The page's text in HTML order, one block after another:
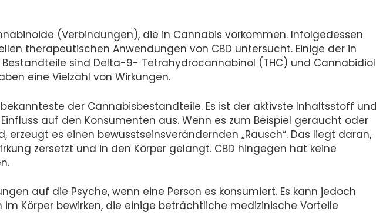
(Verbindungen), die in Cannabis vorkommen. Infolgedessen
therapeutischen Anwendungen von CBD untersucht. Einige der in
sind Delta-9- Tetrahydrocannabinol (THC) und Cannabidiol
eine Vielzahl von Wirkungen.
bekannteste der Cannabisbestandteile. Es ist der aktivste Inhaltsstoff und
auf den Konsumenten aus. Wenn es zum Beispiel geraucht oder
erzeugt es einen bewusstseinsverändernden „Rausch“. Das liegt daran,
zersetzt und in den Körper gelangt. CBD hingegen hat keine
auf die Psyche, wenn eine Person es konsumiert. Es kann jedoch
Körper bewirken, die einige beträchtliche medizinische Vorteile